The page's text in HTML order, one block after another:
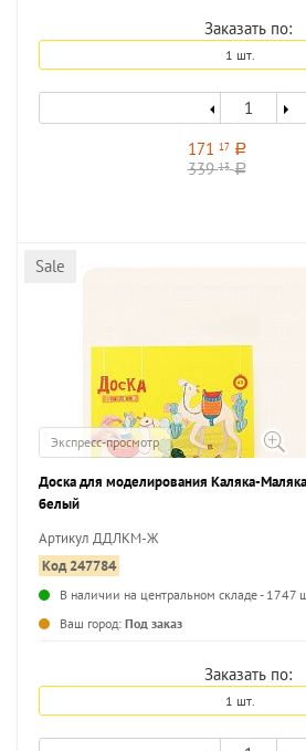
Заказать по:
1 шт.
171 17 a
33913 a
Sale
Экспресс-просмотр
Доска для моделирования Каляка-
белый
Артикул ДДЛКМ-Ж
Код 247784
В наличии на центральном складе - 1747
Ваш город: Под заказ
Заказать по:
1 шт.